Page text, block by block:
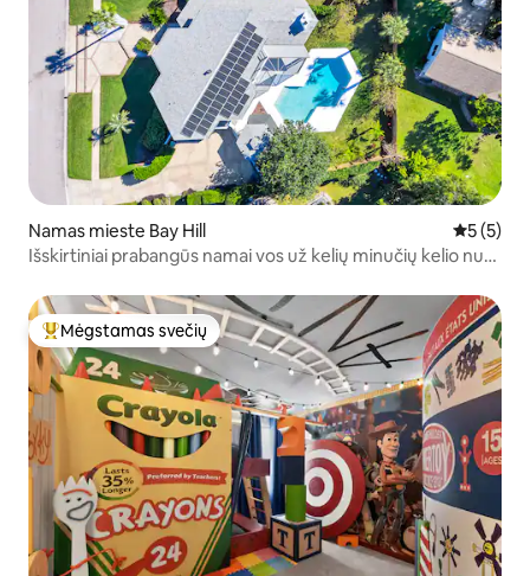
Namas mieste Bay Hill Vidutinis
5 (5)
Išskirtiniai prabangūs namai vos už kelių minučių kelio nuo
Svečių mėgstamiausias
Mėgstamas svečių